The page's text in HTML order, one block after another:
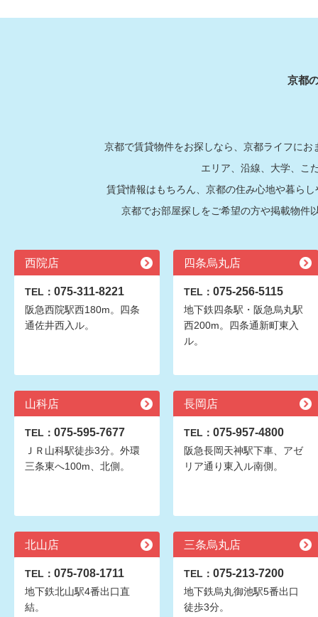
京都
京都で賃貸物件をお探しなら、京都ライフに
エリア、沿線、大学、こ
賃貸情報はもちろん、京都の住み心地や暮ら
京都でお部屋探しをご希望の方や掲載物件
西院店
TEL： 075-311-8221
阪急西院駅西180m。四条
通佐井西入ル。
四条烏丸店
TEL： 075-256-5115
地下鉄四条駅・阪急烏丸駅
西200m。四条通新町東入
ル。
山科店
TEL： 075-595-7677
ＪＲ山科駅徒歩3分。外環
三条東へ100m、北側。
長岡店
TEL： 075-957-4800
阪急長岡天神駅下車、アゼ
リア通り東入ル南側。
北山店
TEL： 075-708-1711
地下鉄北山駅4番出口直
結。
三条烏丸店
TEL： 075-213-7200
地下鉄烏丸御池駅5番出口
徒歩3分。